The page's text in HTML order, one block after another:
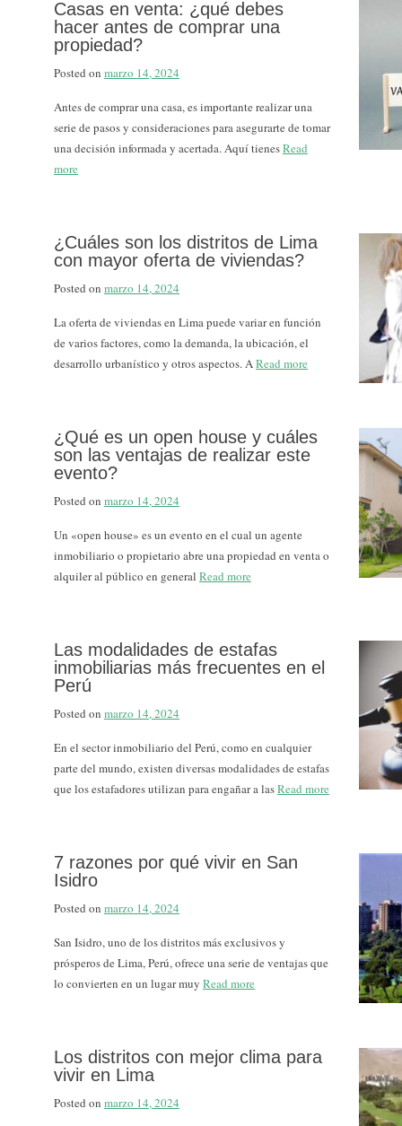
Casas en venta: ¿qué debes
hacer antes de comprar una
propiedad?
Posted on marzo 14, 2024
Antes de comprar una casa, es importante realizar una
serie de pasos y consideraciones para asegurarte de tomar
una decisión informada y acertada. Aquí tienesRead
more
¿Cuáles son los distritos de Lima
con mayor oferta de viviendas?
Posted on marzo 14, 2024
La oferta de viviendas en Lima puede variar en función
de varios factores, como la demanda, la ubicación, el
desarrollo urbanístico y otros aspectos. ARead more
¿Qué es un open house y cuáles
son las ventajas de realizar este
evento?
Posted on marzo 14, 2024
Un «open house» es un evento en el cual un agente
inmobiliario o propietario abre una propiedad en venta o
alquiler al público en general Read more
Las modalidades de estafas
inmobiliarias más frecuentes en el
Perú
Posted on marzo 14, 2024
En el sector inmobiliario del Perú, como en cualquier
parte del mundo, existen diversas modalidades de estafas
que los estafadores utilizan para engañar a lasRead more
7 razones por qué vivir en San
Isidro
Posted on marzo 14, 2024
San Isidro, uno de los distritos más exclusivos y
prósperos de Lima, Perú, ofrece una serie de ventajas que
lo convierten en un lugar muy Read more
Los distritos con mejor clima para
vivir en Lima
Posted on marzo 14, 2024